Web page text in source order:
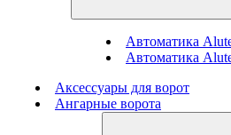
Автоматика
Автоматика
Аксессуары для ворот
Ангарные ворота